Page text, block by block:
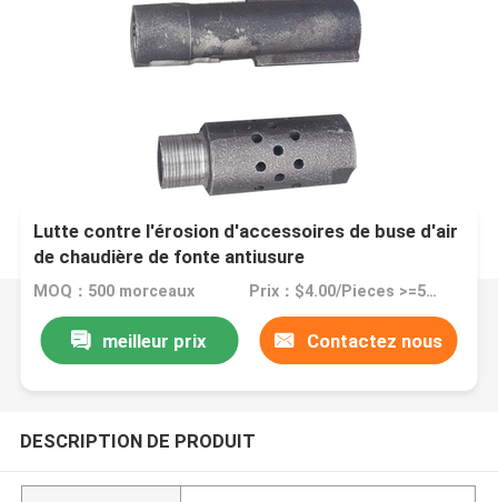
Lutte contre l'érosion d'accessoires de buse d'air
de chaudière de fonte antiusure
MOQ：500 morceaux Prix：$4.00/Pieces >=500 Pieces
meilleur prix Contactez nous
DESCRIPTION DE PRODUIT